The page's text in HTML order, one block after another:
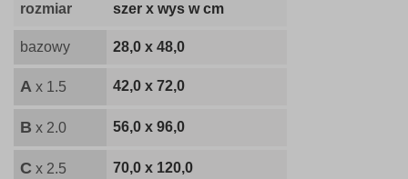
rozmiar szer x wys w cm
bazowy 28,0 x 48,0
A x 1.5 42,0 x 72,0
B x 2.0 56,0 x 96,0
C x 2.5 70,0 x 120,0